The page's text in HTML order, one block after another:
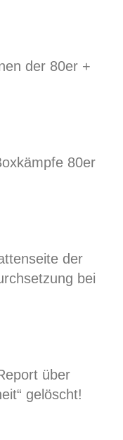
der 80er +
80er
der
bei
über
gelöscht!